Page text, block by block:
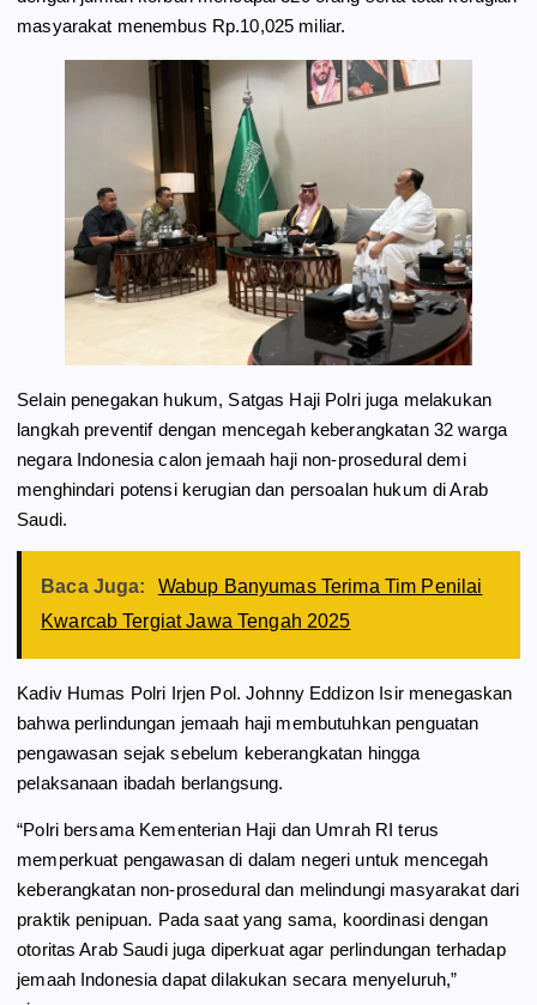
masyarakat menembus Rp.10,025 miliar.
Selain penegakan hukum, Satgas Haji Polri juga melakukan
langkah preventif dengan mencegah keberangkatan 32 warga
negara Indonesia calon jemaah haji non-prosedural demi
menghindari potensi kerugian dan persoalan hukum di Arab
Saudi.
Baca Juga:
Wabup Banyumas Terima Tim Penilai
Kwarcab Tergiat Jawa Tengah 2025
Kadiv Humas Polri Irjen Pol. Johnny Eddizon Isir menegaskan
bahwa perlindungan jemaah haji membutuhkan penguatan
pengawasan sejak sebelum keberangkatan hingga
pelaksanaan ibadah berlangsung.
“Polri bersama Kementerian Haji dan Umrah RI terus
memperkuat pengawasan di dalam negeri untuk mencegah
keberangkatan non-prosedural dan melindungi masyarakat dari
praktik penipuan. Pada saat yang sama, koordinasi dengan
otoritas Arab Saudi juga diperkuat agar perlindungan terhadap
jemaah Indonesia dapat dilakukan secara menyeluruh,”